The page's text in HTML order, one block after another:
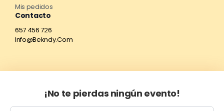
Mis pedidos
Contacto
657 456 726
Info@Bekndy.Com
¡No te pierdas ningún evento!